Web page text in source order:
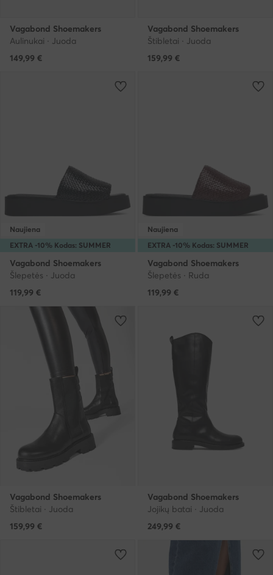
Vagabond Shoemakers
Aulinukai · Juoda
149,99 €
Vagabond Shoemakers
Štibletai · Juoda
159,99 €
EXTRA -10% Kodas: SUMMER
Naujiena
Vagabond Shoemakers
Šlepetės · Juoda
119,99 €
EXTRA -10% Kodas: SUMMER
Naujiena
Vagabond Shoemakers
Šlepetės · Ruda
119,99 €
Vagabond Shoemakers
Štibletai · Juoda
159,99 €
Vagabond Shoemakers
Jojikų batai · Juoda
249,99 €